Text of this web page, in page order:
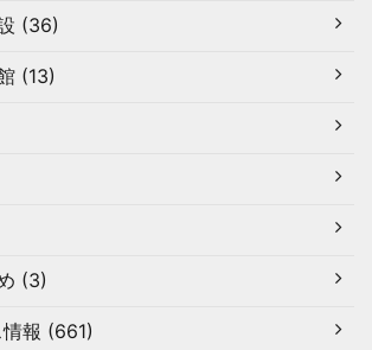
(36)
(13)
(3)
報 (661)